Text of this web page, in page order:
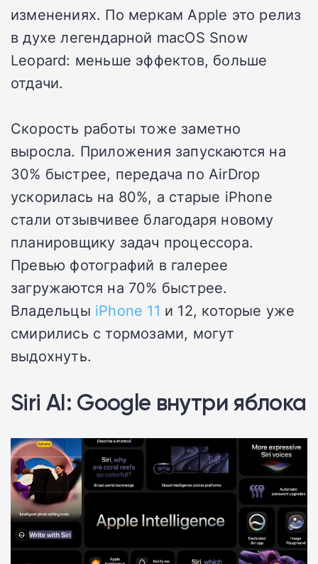
изменениях. По меркам Apple это релиз
в духе легендарной macOS Snow
Leopard: меньше эффектов, больше
отдачи.
Скорость работы тоже заметно
выросла. Приложения запускаются на
30% быстрее, передача по AirDrop
ускорилась на 80%, а старые iPhone
стали отзывчивее благодаря новому
планировщику задач процессора.
Превью фотографий в галерее
загружаются на 70% быстрее.
Владельцы iPhone 11 и 12, которые уже
смирились с тормозами, могут
выдохнуть.
Siri AI: Google внутри яблока